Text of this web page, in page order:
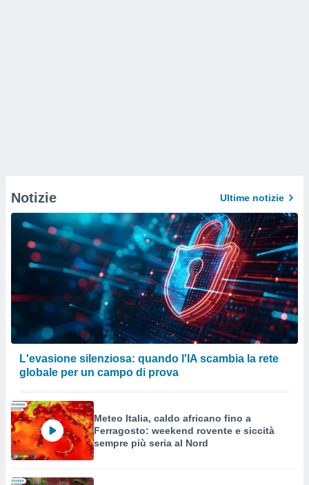
Notizie Ultime notizie
L'evasione silenziosa: quando l'IA scambia la rete
globale per un campo di prova
Meteo Italia, caldo africano fino a
Ferragosto: weekend rovente e siccità
sempre più seria al Nord